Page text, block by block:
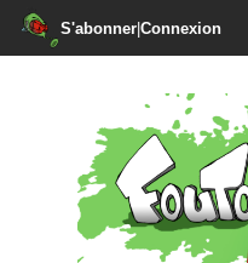
S'abonner|Connexion